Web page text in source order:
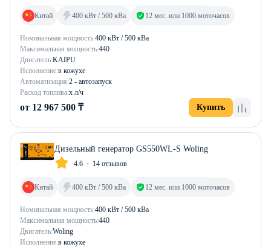
Номинальная мощность:400 кВт / 500 кВа
Максимальная мощность:440
Двигатель:KAIPU
Исполнение:в кожухе
Автоматизация:2 - автозапуск
Расход топлива:х л/ч
Китай 400 кВт / 500 кВа 12 мес. или 1000 моточасов
от 12 967 500 ₸ Купить
Дизельный генератор GS550WL-S Woling
4.6 14 отзывов
Номинальная мощность:400 кВт / 500 кВа
Максимальная мощность:440
Двигатель:Woling
Исполнение:в кожухе
Китай 400 кВт / 500 кВа 12 мес. или 1000 моточасов